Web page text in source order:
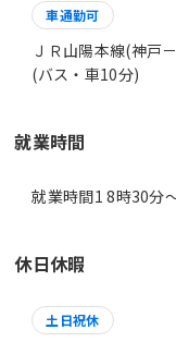
車通勤可
ＪＲ山陽本線(神戸
(バス・車10分)
就業時間
就業時間1 8時30分
休日休暇
土日祝休